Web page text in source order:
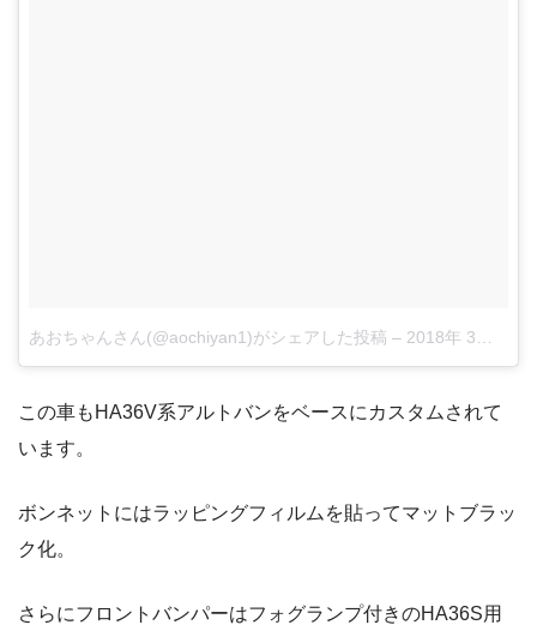
あおちゃんさん(@aochiyan1)がシェアした投稿 – 2018年 3月月29日午後3時32分PDT
この車もHA36V系アルトバンをベースにカスタムされて
います。
ボンネットにはラッピングフィルムを貼ってマットブラッ
ク化。
さらにフロントバンパーはフォグランプ付きのHA36S用